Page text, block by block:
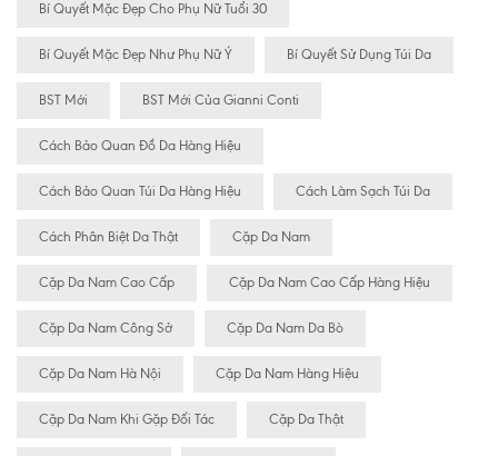
Bí Quyết Mặc Đẹp Cho Phụ Nữ Tuổi 30
Bí Quyết Mặc Đẹp Như Phụ Nữ Ý Bí Quyết Sử Dụng Túi Da
BST Mới BST Mới Của Gianni Conti
Cách Bảo Quan Đồ Da Hàng Hiệu
Cách Bảo Quan Túi Da Hàng Hiệu Cách Làm Sạch Túi Da
Cách Phân Biệt Da Thật Cặp Da Nam
Cặp Da Nam Cao Cấp Cặp Da Nam Cao Cấp Hàng Hiệu
Cặp Da Nam Công Sở Cặp Da Nam Da Bò
Cặp Da Nam Hà Nội Cặp Da Nam Hàng Hiệu
Cặp Da Nam Khi Gặp Đối Tác Cặp Da Thật